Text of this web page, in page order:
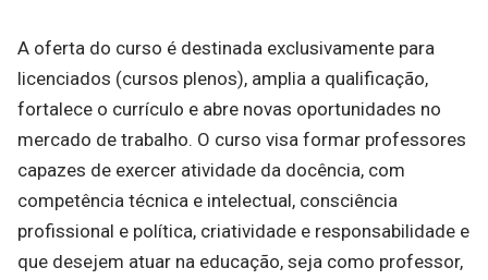
A oferta do curso é destinada exclusivamente para
licenciados (cursos plenos), amplia a qualificação,
fortalece o currículo e abre novas oportunidades no
mercado de trabalho. O curso visa formar professores
capazes de exercer atividade da docência, com
competência técnica e intelectual, consciência
profissional e política, criatividade e responsabilidade e
que desejem atuar na educação, seja como professor,